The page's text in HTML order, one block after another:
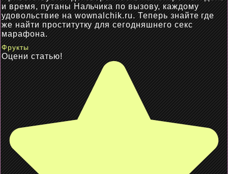
и время, путаны Нальчика по вызову, каждому
удовольствие на wownalchik.ru. Теперь знайте где
же найти проститутку для сегодняшнего секс
марафона.
Фрукты
Оцени статью!